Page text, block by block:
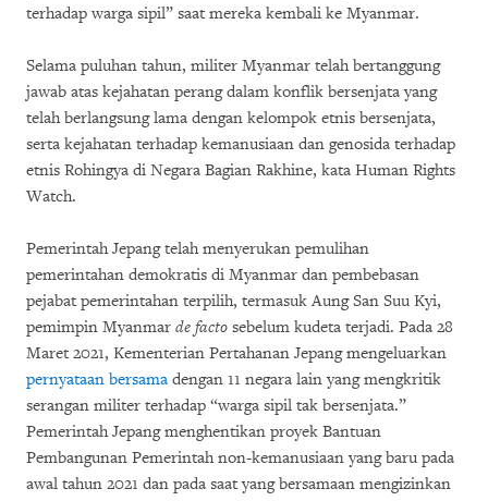
terhadap warga sipil” saat mereka kembali ke Myanmar.
Selama puluhan tahun, militer Myanmar telah bertanggung
jawab atas kejahatan perang dalam konflik bersenjata yang
telah berlangsung lama dengan kelompok etnis bersenjata,
serta kejahatan terhadap kemanusiaan dan genosida terhadap
etnis Rohingya di Negara Bagian Rakhine, kata Human Rights
Watch.
Pemerintah Jepang telah menyerukan pemulihan
pemerintahan demokratis di Myanmar dan pembebasan
pejabat pemerintahan terpilih, termasuk Aung San Suu Kyi,
pemimpin Myanmar de facto sebelum kudeta terjadi. Pada 28
Maret 2021, Kementerian Pertahanan Jepang mengeluarkan
pernyataan bersama dengan 11 negara lain yang mengkritik
serangan militer terhadap “warga sipil tak bersenjata.”
Pemerintah Jepang menghentikan proyek Bantuan
Pembangunan Pemerintah non-kemanusiaan yang baru pada
awal tahun 2021 dan pada saat yang bersamaan mengizinkan